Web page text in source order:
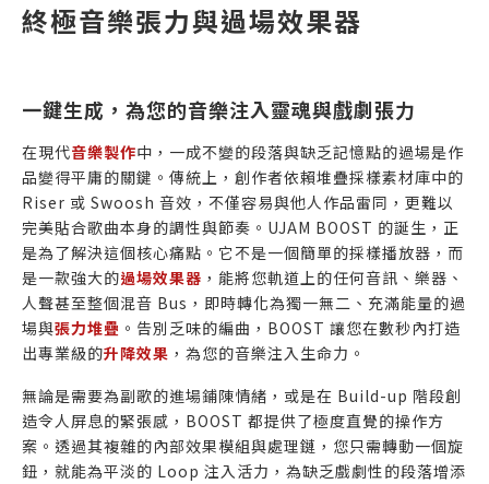
終極音樂張力與過場效果器
一鍵生成，為您的音樂注入靈魂與戲劇張力
在現代音樂製作中，一成不變的段落與缺乏記憶點的過場是作
品變得平庸的關鍵。傳統上，創作者依賴堆疊採樣素材庫中的
Riser 或 Swoosh 音效，不僅容易與他人作品雷同，更難以
完美貼合歌曲本身的調性與節奏。UJAM BOOST 的誕生，正
是為了解決這個核心痛點。它不是一個簡單的採樣播放器，而
是一款強大的過場效果器 ，能將您軌道上的任何音訊、樂器、
人聲甚至整個混音 Bus，即時轉化為獨一無二、充滿能量的過
場與張力堆疊 。告別乏味的編曲，BOOST 讓您在數秒內打造
出專業級的升降效果 ，為您的音樂注入生命力。
無論是需要為副歌的進場鋪陳情緒，或是在 Build-up 階段創
造令人屏息的緊張感，BOOST 都提供了極度直覺的操作方
案。透過其複雜的內部效果模組與處理鏈，您只需轉動一個旋
鈕，就能為平淡的 Loop 注入活力，為缺乏戲劇性的段落增添